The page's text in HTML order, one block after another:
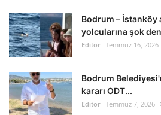
Bodrum – İstanköy
yolcularına şok
Editör Temmuz 16, 2026
Bodrum
kararı ODT...
Editör Temmuz 7, 2026